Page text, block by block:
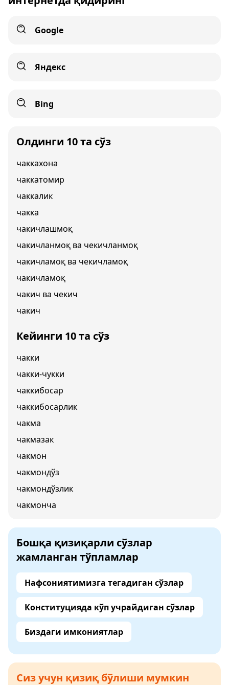
Google
Яндекс
Bing
Олдинги 10 та сўз
чаккахона
чаккатомир
чаккалик
чакка
чакичлашмоқ
чакичланмоқ ва чекичланмоқ
чакичламоқ ва чекичламоқ
чакичламоқ
чакич ва чекич
чакич
Кейинги 10 та сўз
чакки
чакки-чукки
чаккибосар
чаккибосарлик
чакма
чакмазак
чакмон
чакмондўз
чакмондўзлик
чакмонча
Бошқа қизиқарли сўзлар
жамланган тўпламлар
Нафсониятимизга тегадиган сўзлар
Конституцияда кўп учрайдиган сўзлар
Биздаги имкониятлар
Сиз учун қизиқ бўлиши мумкин